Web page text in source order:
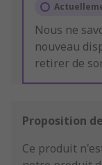
Nous ne
nouveau
retirer de
Proposition
Ce produit